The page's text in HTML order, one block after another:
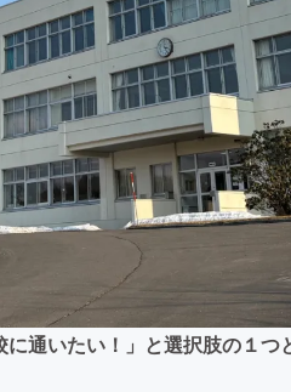
チャレンジ
通いたい！」と選択肢の１つ